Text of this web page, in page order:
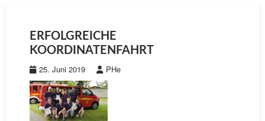
ERFOLGREICHE
KOORDINATENFAHRT
25. Juni 2019 PHe